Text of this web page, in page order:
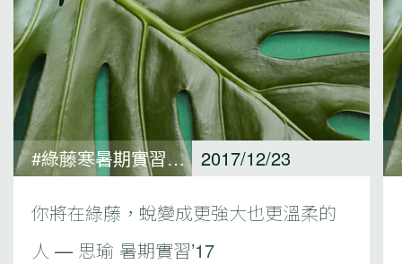
#綠藤寒暑期實習心得 2017/12/23
你將在綠藤，蛻變成更強大也更溫柔的
人 — 思瑜 暑期實習’17